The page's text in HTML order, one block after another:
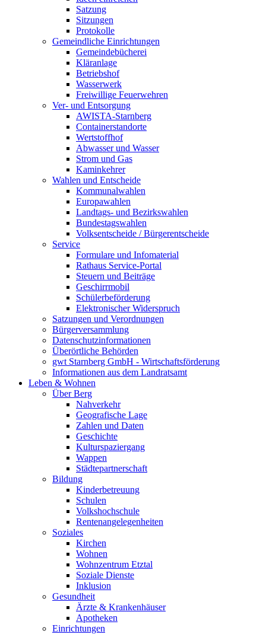
Satzung
Sitzungen
Protokolle
Gemeindliche Einrichtungen
Gemeindebücherei
Kläranlage
Betriebshof
Wasserwerk
Freiwillige Feuerwehren
Ver- und Entsorgung
AWISTA-Starnberg
Containerstandorte
Wertstoffhof
Abwasser und Wasser
Strom und Gas
Kaminkehrer
Wahlen und Entscheide
Kommunalwahlen
Europawahlen
Landtags- und Bezirkswahlen
Bundestagswahlen
Volksentscheide / Bürgerentscheide
Service
Formulare und Infomaterial
Rathaus Service-Portal
Steuern und Beiträge
Geschirrmobil
Schülerbeförderung
Elektronischer Widerspruch
Satzungen und Verordnungen
Bürgerversammlung
Datenschutzinformationen
Überörtliche Behörden
gwt Starnberg GmbH - Wirtschaftsförderung
Informationen aus dem Landratsamt
Leben & Wohnen
Über Berg
Nahverkehr
Geografische Lage
Zahlen und Daten
Geschichte
Kulturspaziergang
Wappen
Städtepartnerschaft
Bildung
Kinderbetreuung
Schulen
Volkshochschule
Rentenangelegenheiten
Soziales
Kirchen
Wohnen
Wohnzentrum Etztal
Soziale Dienste
Inklusion
Gesundheit
Ärzte & Krankenhäuser
Apotheken
Einrichtungen